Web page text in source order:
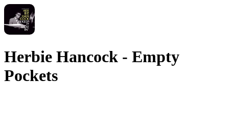
Herbie Hancock - Empty
Pockets